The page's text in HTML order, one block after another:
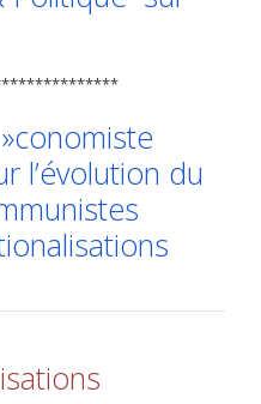
l’évolution du